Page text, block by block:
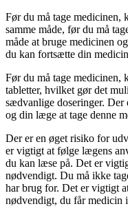
Før du må tage medicinen,
samme måde, før du må
måde at bruge medicinen
du kan fortsætte din
Før du må tage medicinen,
tabletter, hvilket gør det
sædvanlige doseringer. Der
og din læge at tage denne
Der er en øget risiko for
er vigtigt at følge lægens
du kan læse på. Det er
nødvendigt. Du må ikke
har brug for. Det er vigtigt
nødvendigt, du får medicin